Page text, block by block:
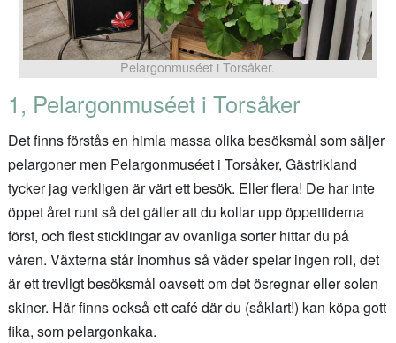
Pelargonmuséet i Torsåker.
1, Pelargonmuséet i Torsåker
Det finns förstås en himla massa olika besöksmål som säljer
pelargoner men Pelargonmuséet i Torsåker, Gästrikland
tycker jag verkligen är värt ett besök. Eller flera! De har inte
öppet året runt så det gäller att du kollar upp öppettiderna
först, och flest sticklingar av ovanliga sorter hittar du på
våren. Växterna står inomhus så väder spelar ingen roll, det
är ett trevligt besöksmål oavsett om det ösregnar eller solen
skiner. Här finns också ett café där du (såklart!) kan köpa gott
fika, som pelargonkaka.